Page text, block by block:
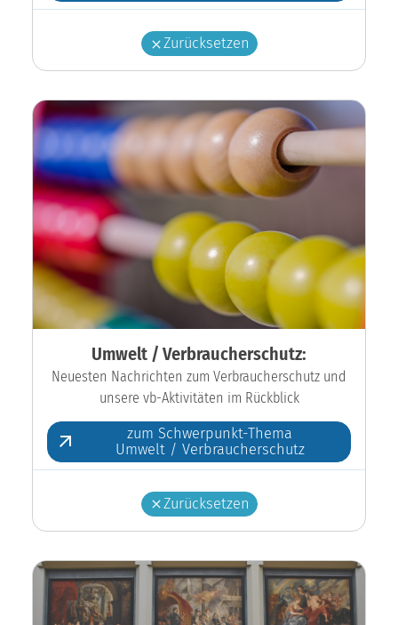
Zurücksetzen
Umwelt / Verbraucherschutz:
Neuesten Nachrichten zum Verbraucherschutz und
unsere vb-Aktivitäten im Rückblick
zum Schwerpunkt-Thema
Umwelt / Verbraucherschutz
Zurücksetzen